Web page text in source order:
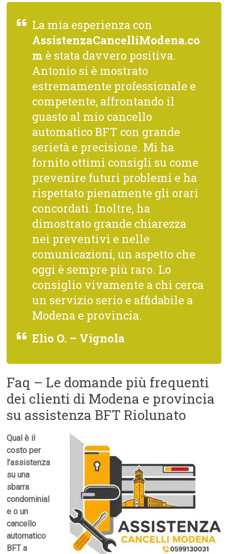
La mia esperienza con
AssistenzaCancelliModena.co
m è stata davvero positiva.
Antonio si è mostrato
estremamente professionale e
competente, affrontando il
guasto al mio cancello
automatico BFT con grande
serietà e precisione. Mi ha
fornito ottimi consigli su come
prevenire futuri problemi e ha
rispettato pienamente gli orari
concordati. Inoltre, ha
dimostrato grande chiarezza
nei preventivi e nelle
comunicazioni, un aspetto che
oggi è sempre più raro. Lo
consiglio vivamente a chi cerca
un servizio serio e affidabile a
Modena e provincia.
Elio O. – Vignola
Faq – Le domande più frequenti
dei clienti di Modena e provincia
su assistenza BFT Riolunato
Qual è il
costo per
l’assistenza
su una
sbarra
condominial
e o un
cancello
automatico
BFT a